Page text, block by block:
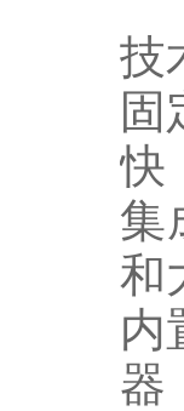
技
固
快
集
和
内
器